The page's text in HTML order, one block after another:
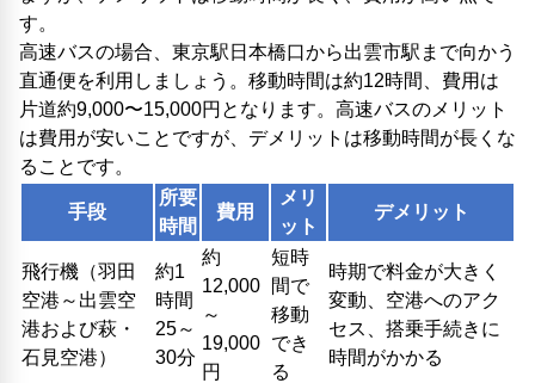
す。
高速バスの場合、東京駅日本橋口から出雲市駅まで向かう
直通便を利用しましょう。移動時間は約12時間、費用は
片道約9,000〜15,000円となります。高速バスのメリット
は費用が安いことですが、デメリットは移動時間が長くな
ることです。
手段
所要
時間
費用
メリ
ット
デメリット
飛行機（羽田
空港～出雲空
港および萩・
石見空港）
約1
時間
25～
30分
約
12,000
～
19,000
円
短時
間で
移動
でき
る
時期で料金が大きく
変動、空港へのアク
セス、搭乗手続きに
時間がかかる